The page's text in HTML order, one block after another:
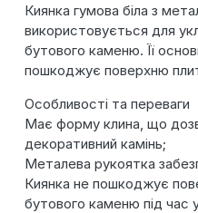
Киянка гумова біла з
використовується для
бутового каменю. Її
пошкоджує поверхню
Особливості та переваги
Має форму клина, що
декоративний камінь;
Металева рукоятка
Киянка не пошкоджує
бутового каменю під час